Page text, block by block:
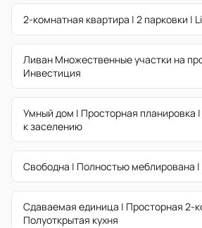
2-комнатная квартира | 2 парковки |
Ливан Множественные участки на
Инвестиция
Умный дом | Просторная планировка |
к заселению
Свободна | Полностью меблирована
Сдаваемая единица | Просторная 2-
Полуоткрытая кухня